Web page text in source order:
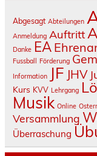
Abgesagt Abteilungen
Anmeldung Auftritt
Danke EA
Fussball Förderung
Information JF JHV
Kurs KVV Lehrgang
Musik Online
Versammlung
Überraschung